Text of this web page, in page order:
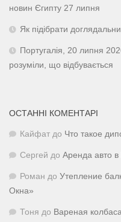
новин Єгипту 27 липня
Як підібрати
Португалія, 20 липня
розуміли, що відбувається
ОСТАННІ КОМЕНТАРІ
Кайфат до Что такое
Сергей до Аренда авто
Роман до Утепление
Окна»
Тоня до Вареная